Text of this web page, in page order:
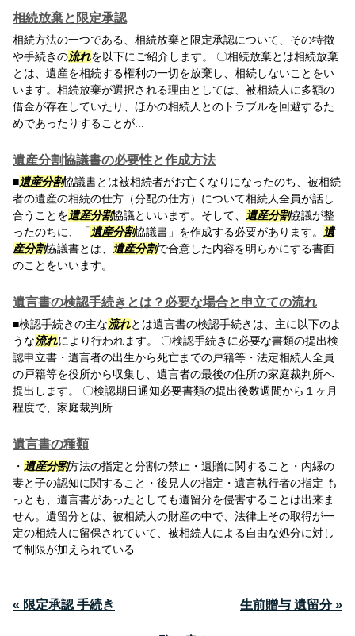
相続放棄と限定承認
相続方法の一つである、相続放棄と限定承認について、その特徴
や手続きの流れを以下にご紹介します。 〇相続放棄とは相続放棄
とは、遺産を相続する権利の一切を放棄し、相続しないことをい
います。相続放棄が選択される理由としては、被相続人に多額の
借金が存在していたり、ほかの相続人とのトラブルを回避するた
めであったりすることが...
遺産分割協議書の必要性と作成方法
■遺産分割協議書とは被相続者がお亡くなりになったのち、被相続
者の遺産の相続の仕方（分配の仕方）について相続人全員が話し
合うことを遺産分割協議といいます。そして、 遺産分割協議が整
ったのちに、「 遺産分割協議書」を作成する必要があります。
遺
産分割協議書とは、 遺産分割で合意した内容を明らかにする書面
のことをいいます。
遺言書の検認手続きとは？必要な場合と申立ての流れ
■検認手続きの主な流れとは遺言書の検認手続きは、主に以下のよ
うな流れにより行われます。 〇検認手続きに必要な書類の提出検
認申立書・遺言者の出生から死亡までの戸籍等・法定相続人全員
の戸籍等を役所から収集し、遺言者の最後の住所の家庭裁判所へ
提出します。 〇検認期日通知必要書類の提出後数週間から１ヶ月
程度で、家庭裁判所...
遺言書の種類
・ 遺産分割方法の指定と分割の禁止・遺贈に関すること・内縁の
妻と子の認知に関すること・後見人の指定・遺言執行者の指定 も
っとも、遺言書があったとしても遺留分を侵害することは出来ま
せん。遺留分とは、被相続人の財産の中で、法律上その取得が一
定の相続人に留保されていて、被相続人による自由な処分に対し
て制限が加えられている...
« 限定承認 手続き 生前贈与 遺留分 »